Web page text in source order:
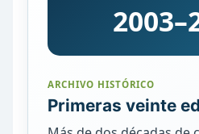
ARCHIVO HISTÓRICO
Primeras veinte